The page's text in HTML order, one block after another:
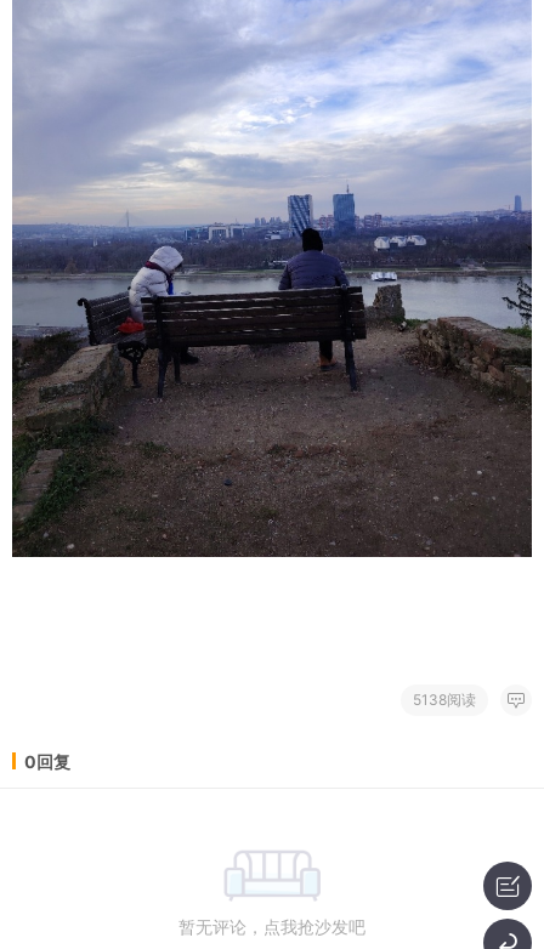
5138阅读
0回复
暂无评论，点我抢沙发吧